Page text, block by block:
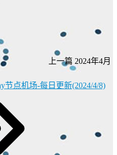
上一篇 2024年4月
节点机场-每日更新(2024/4/8)